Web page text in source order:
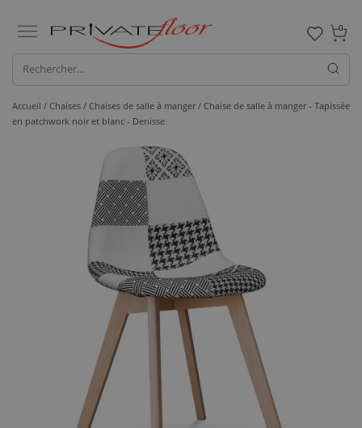
0
Accueil / Chaises / Chaises de salle à manger / Chaise de salle à manger - Tapissée
en patchwork noir et blanc - Denisse